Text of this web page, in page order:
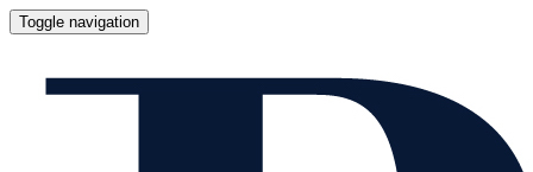
Toggle navigation